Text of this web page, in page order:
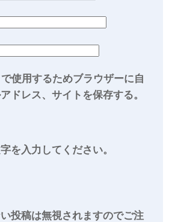
使用するためブラウザーに自
ドレス、サイトを保存する。
を入力してください。
投稿は無視されますのでご注